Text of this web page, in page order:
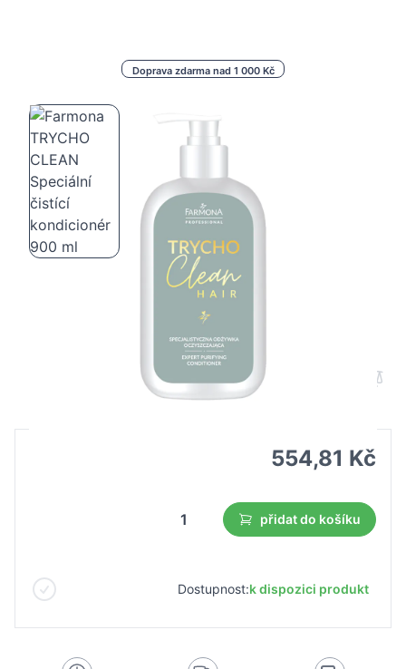
Doprava zdarma nad 1 000 Kč
Farmona TRYCHO CLEAN Speciální
čistící kondicionér 900 ml
554,81 Kč
přidat do košíku
Dostupnost:k dispozici produkt